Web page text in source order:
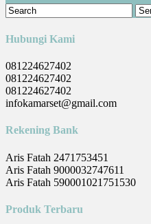
Hubungi Kami
081224627402
081224627402
081224627402
infokamarset@gmail.com
Rekening Bank
Aris Fatah 2471753451
Aris Fatah 9000032747611
Aris Fatah 590001021751530
Produk Terbaru